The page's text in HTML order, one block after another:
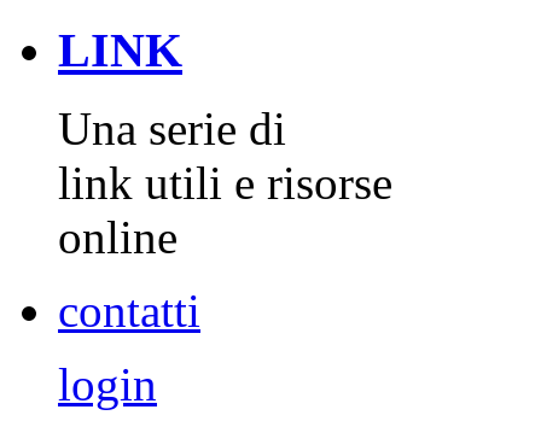
LINK
Una serie di
link utili e risorse
online
contatti
login